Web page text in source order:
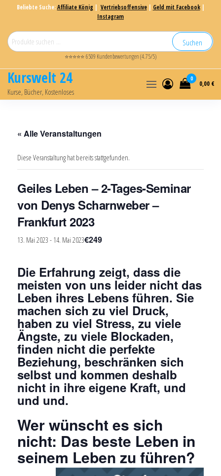
Beliebte Suche:Affiliate König | Vertriebsoffensive| Geld mit Facebook|
Instagram
Suchen
⭐⭐⭐⭐⭐ 6509 Kundenbewertungen (4.75/5)
Kurswelt 24
Kurse, Bücher, Kostenloses
0
0,00 €
« Alle Veranstaltungen
Diese Veranstaltung hat bereits stattgefunden.
Geiles Leben – 2-Tages-Seminar
von Denys Scharnweber –
Frankfurt 2023
13. Mai 2023 - 14. Mai 2023€249
Die Erfahrung zeigt, dass die
meisten von uns leider nicht das
Leben ihres Lebens führen. Sie
machen sich zu viel Druck,
haben zu viel Stress, zu viele
Ängste, zu viele Blockaden,
finden nicht die perfekte
Beziehung, beschränken sich
selbst und kommen deshalb
nicht in ihre eigene Kraft, und
und und.
Wer wünscht es sich
nicht: Das beste Leben in
seinem Leben zu führen?